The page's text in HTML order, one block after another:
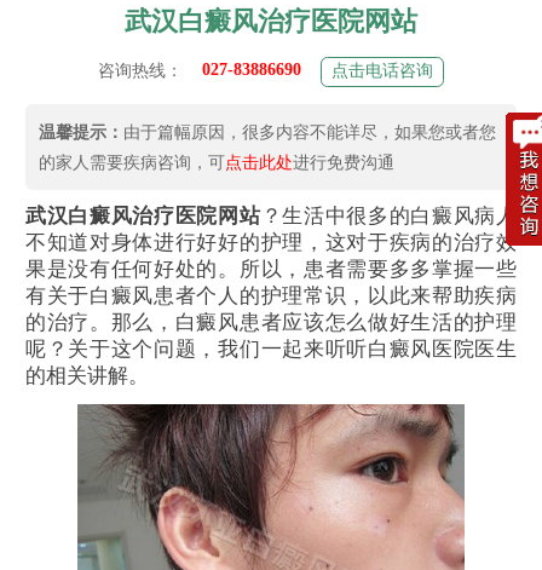
武汉白癜风治疗医院网站
咨询热线： 027-83886690 点击电话咨询
温馨提示： 由于篇幅原因，很多内容不能详尽，如果您或者您
的家人需要疾病咨询，可点击此处进行免费沟通
武汉白癜风治疗医院网站？生活中很多的白癜风病人
不知道对身体进行好好的护理，这对于疾病的治疗效
果是没有任何好处的。所以，患者需要多多掌握一些
有关于白癜风患者个人的护理常识，以此来帮助疾病
的治疗。那么，白癜风患者应该怎么做好生活的护理
呢？关于这个问题，我们一起来听听白癜风医院医生
的相关讲解。